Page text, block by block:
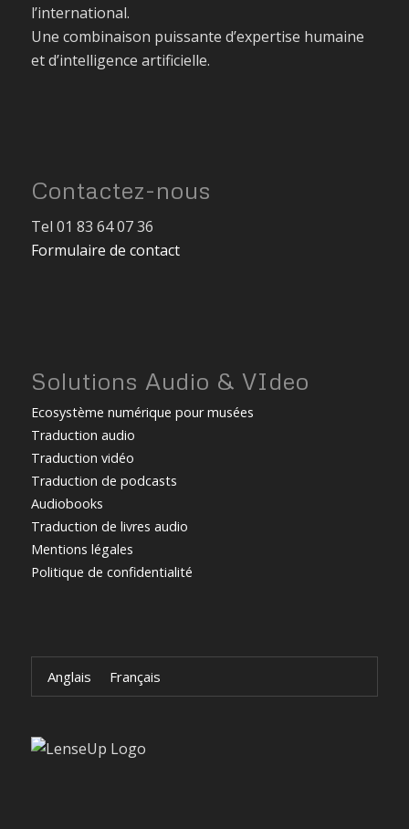
l’international.
Une combinaison puissante d’expertise humaine
et d’intelligence artificielle.
Contactez-nous
Tel 01 83 64 07 36
Formulaire de contact
Solutions Audio & VIdeo
Ecosystème numérique pour musées
Traduction audio
Traduction vidéo
Traduction de podcasts
Audiobooks
Traduction de livres audio
Mentions légales
Politique de confidentialité
Anglais Français